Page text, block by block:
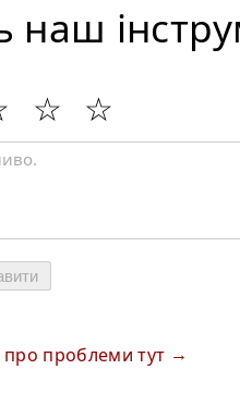
наш
про проблеми тут